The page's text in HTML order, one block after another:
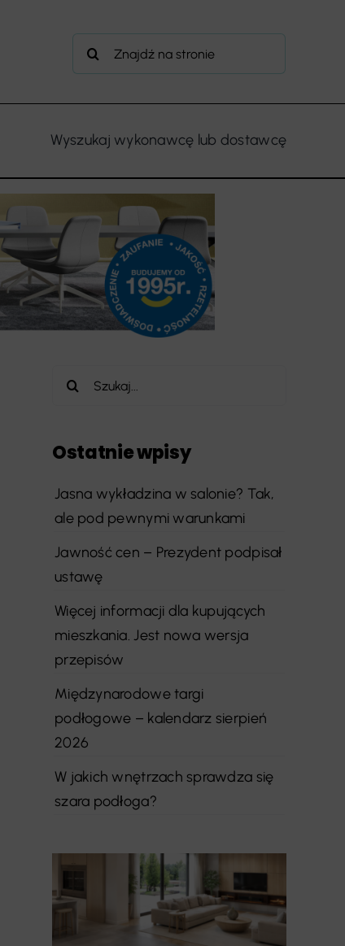
Szukaj
Wyszukaj wykonawcę lub dostawcę
Szukaj
Ostatnie wpisy
Jasna wykładzina w salonie? Tak,
ale pod pewnymi warunkami
Jawność cen – Prezydent podpisał
ustawę
Więcej informacji dla kupujących
mieszkania. Jest nowa wersja
przepisów
Międzynarodowe targi
podłogowe – kalendarz sierpień
2026
W jakich wnętrzach sprawdza się
szara podłoga?